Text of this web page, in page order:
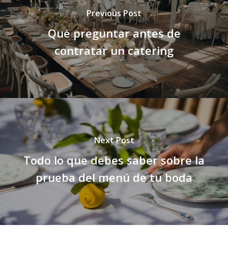
Previous Post
Qué preguntar antes de
contratar un catering
Next Post
Todo lo que debes saber sobre la
prueba del menú de tu boda